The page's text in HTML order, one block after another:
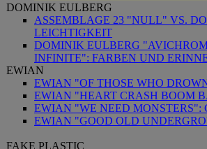
DOMINIK EULBERG
ASSEMBLAGE 23 "NULL" VS.
LEICHTIGKEIT
DOMINIK EULBERG
INFINITE": FARBEN UND
EWIAN
EWIAN "OF THOSE WHO
EWIAN "HEART CRASH BOOM
EWIAN "WE NEED
EWIAN "GOOD OLD
FAKE PLASTIC